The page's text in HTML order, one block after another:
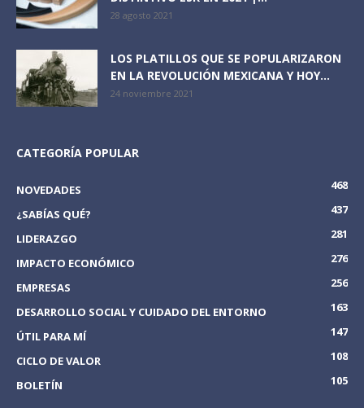
28 agosto 2021
LOS PLATILLOS QUE SE POPULARIZARON
EN LA REVOLUCIÓN MEXICANA Y HOY...
24 noviembre 2021
CATEGORÍA POPULAR
NOVEDADES
468
¿SABÍAS QUÉ?
437
LIDERAZGO
281
IMPACTO ECONÓMICO
276
EMPRESAS
256
DESARROLLO SOCIAL Y CUIDADO DEL ENTORNO
163
ÚTIL PARA MÍ
147
CICLO DE VALOR
108
BOLETÍN
105